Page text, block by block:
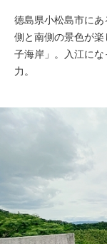
徳島県小松島市に
側と南側の景色が
子海岸」。入江に
力。